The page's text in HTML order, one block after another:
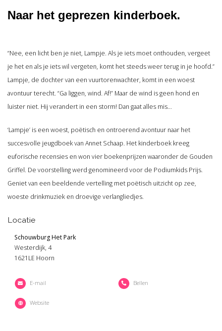
Naar het geprezen kinderboek.
“Nee, een licht ben je niet, Lampje. Als je iets moet onthouden, vergeet
je het en als je iets wil vergeten, komt het steeds weer terug in je hoofd.”
Lampje, de dochter van een vuurtorenwachter, komt in een woest
avontuur terecht. “Ga liggen, wind. Af!” Maar de wind is geen hond en
luister niet. Hij verandert in een storm! Dan gaat alles mis…
‘Lampje’ is een woest, poëtisch en ontroerend avontuur naar het
succesvolle jeugdboek van Annet Schaap. Het kinderboek kreeg
euforische recensies en won vier boekenprijzen waaronder de Gouden
Griffel. De voorstelling werd genomineerd voor de Podiumkids Prijs.
Geniet van een beeldende vertelling met poëtisch uitzicht op zee,
woeste drinkmuziek en droevige verlangliedjes.
Locatie
Schouwburg Het Park
Westerdijk, 4
1621LE Hoorn
E-mail Bellen
Website